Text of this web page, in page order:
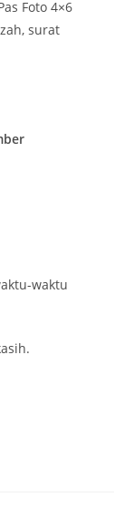
Foto 4×6
surat
waktu